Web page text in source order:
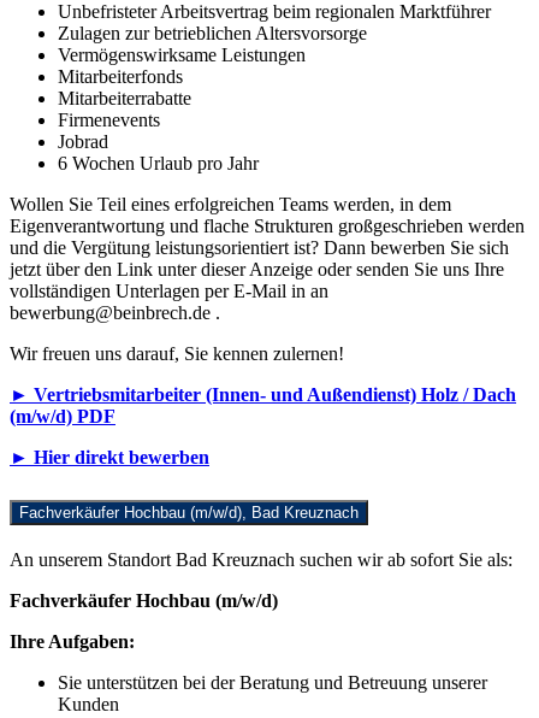
Unbefristeter Arbeitsvertrag beim regionalen Marktführer
Zulagen zur betrieblichen Altersvorsorge
Vermögenswirksame Leistungen
Mitarbeiterfonds
Mitarbeiterrabatte
Firmenevents
Jobrad
6 Wochen Urlaub pro Jahr
Wollen Sie Teil eines erfolgreichen Teams werden, in dem
Eigenverantwortung und flache Strukturen großgeschrieben werden
und die Vergütung leistungsorientiert ist? Dann bewerben Sie sich
jetzt über den Link unter dieser Anzeige oder senden Sie uns Ihre
vollständigen Unterlagen per E-Mail in an
bewerbung@beinbrech.de .
Wir freuen uns darauf, Sie kennen zulernen!
► Vertriebsmitarbeiter (Innen- und Außendienst) Holz / Dach
(m/w/d) PDF
► Hier direkt bewerben
Fachverkäufer Hochbau (m/w/d), Bad Kreuznach
An unserem Standort Bad Kreuznach suchen wir ab sofort Sie als:
Fachverkäufer Hochbau (m/w/d)
Ihre Aufgaben:
Sie unterstützen bei der Beratung und Betreuung unserer
Kunden